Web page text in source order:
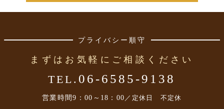
プライバシー順守
まずはお気軽にご相談ください
TEL. 06-6585-9138
営業時間9：00～18：00 ／定休日 不定休